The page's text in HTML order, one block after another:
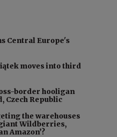
Central Europe's
moves into third
border hooligan
Czech Republic
the warehouses
Wildberries,
Amazon’?